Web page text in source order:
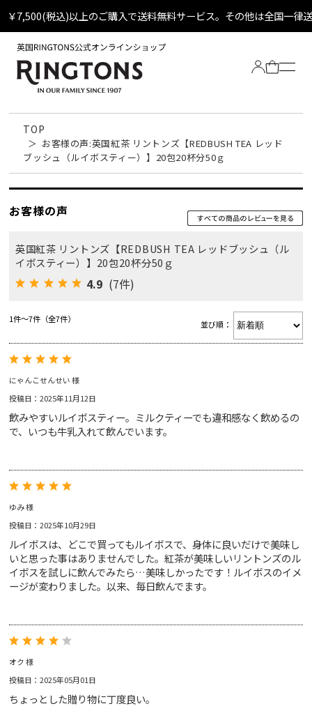
￥7,500(税込)以上のご購入で送料無料サービス。その他は全国一律
Tea
全ての紅茶
定番ティーバッグ
ゴールド
Biscuit
定番ビスケット
ジンジャースナップ
サルタナクッキー
RINGTONS 紅茶缶
RINGTONS グッズ
ジャム&マーマレード
スコーン
初めてのリントンズ
にわとり型ティーコジー
ギフトバッグ
アウトレットセール
Gift
Voice
Blog
About
サイトマップ
特定商取引法表示
プライバシー・ポリシー
お問い合わせ
マイアカウント
TOP
お客様の声:英国紅茶 リントンズ【REDBUSH TEA レッド
ブッシュ（ルイボスティー）】20包20杯分50ｇ
お客様の声
英国紅茶 リントンズ【REDBUSH TEA レッドブッシュ（ル
イボスティー）】20包20杯分50ｇ
4.9 (7件)
1件～7件（全7件）
並び順：
にゃんこせんせい 様
投稿日：2025年11月12日
飲みやすいルイボスティー。ミルクティーでも違和感なく飲めるの
で、いつも牛乳入れて飲んでいます。
ゆみ 様
投稿日：2025年10月29日
ルイボスは、どこで買ってもルイボスで、身体に良いだけで美味し
いと思った事はありませんでした。紅茶が美味しいリントンズのル
イボスを試しに飲んでみたら…美味しかったです！ルイボスのイメ
ージが変わりました。以来、毎日飲んでます。
オク 様
投稿日：2025年05月01日
ちょっとした贈り物に丁度良い。